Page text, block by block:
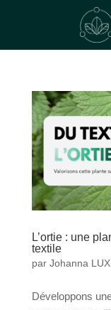
L’ortie : une
textile
par Johanna LUX
Développons